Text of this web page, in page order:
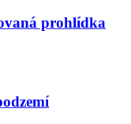
prohlídka